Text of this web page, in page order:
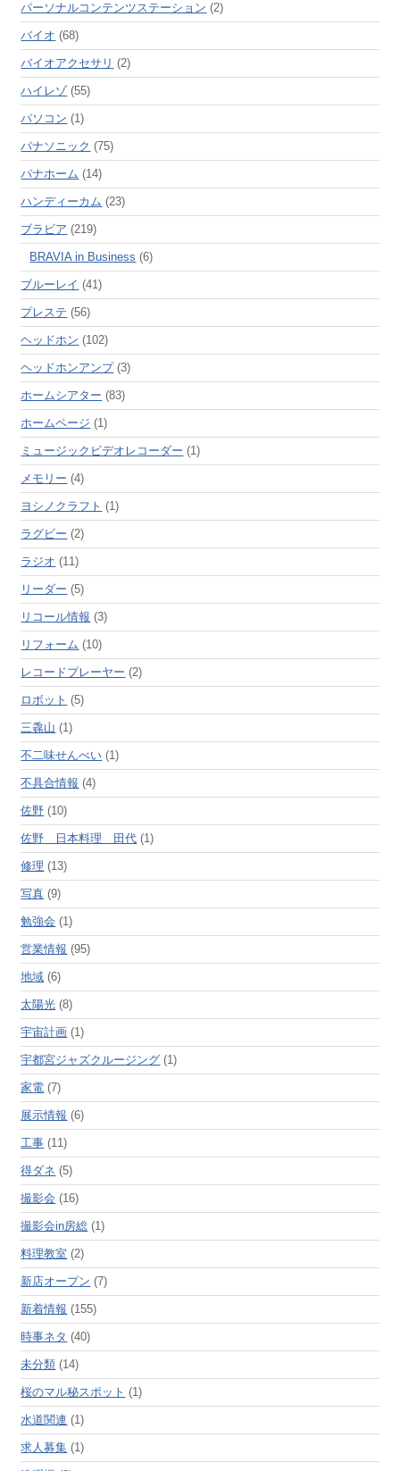
パーソナルコンテンツステーション (2)
バイオ (68)
バイオアクセサリ (2)
ハイレゾ(55)
パソコン (1)
パナソニック (75)
パナホーム (14)
ハンディーカム (23)
ブラビア (219)
BRAVIA in Business (6)
ブルーレイ (41)
プレステ (56)
ヘッドホン (102)
ヘッドホンアンプ(3)
ホームシアター (83)
ホームページ (1)
ミュージックビデオレコーダー (1)
メモリー (4)
ヨシノクラフト (1)
ラグビー (2)
ラジオ (11)
リーダー (5)
リコール情報 (3)
リフォーム (10)
レコードプレーヤー (2)
ロボット (5)
三毳山 (1)
不二味せんべい (1)
不具合情報 (4)
佐野 (10)
佐野 日本料理 田代 (1)
修理 (13)
写真 (9)
勉強会 (1)
営業情報 (95)
地域 (6)
太陽光 (8)
宇宙計画 (1)
宇都宮ジャズクルージング (1)
家電 (7)
展示情報 (6)
工事 (11)
得ダネ (5)
撮影会 (16)
撮影会in房総 (1)
料理教室 (2)
新店オープン (7)
新着情報 (155)
時事ネタ (40)
未分類 (14)
桜のマル秘スポット (1)
水道関連 (1)
求人募集 (1)